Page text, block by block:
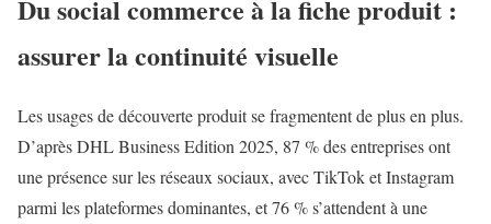
Du social commerce à la fiche produit :
assurer la continuité visuelle
Les usages de découverte produit se fragmentent de plus en plus.
D’après DHL Business Edition 2025, 87 % des entreprises ont
une présence sur les réseaux sociaux, avec TikTok et Instagram
parmi les plateformes dominantes, et 76 % s’attendent à une